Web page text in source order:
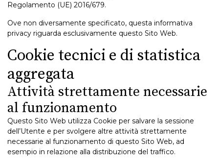
Regolamento (UE) 2016/679.
Ove non diversamente specificato, questa informativa
privacy riguarda esclusivamente questo Sito Web.
Cookie tecnici e di statistica
aggregata
Attività strettamente necessarie
al funzionamento
Questo Sito Web utilizza Cookie per salvare la sessione
dell’Utente e per svolgere altre attività strettamente
necessarie al funzionamento di questo Sito Web, ad
esempio in relazione alla distribuzione del traffico.